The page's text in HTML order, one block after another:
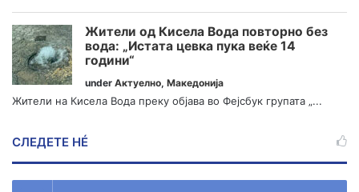
Жители од Кисела Вода повторно без
вода: „Истата цевка пука веќе 14
години“
under Актуелно, Македонија
Жители на Кисела Вода преку објава во Фејсбук групата „...
СЛЕДЕТЕ НÉ